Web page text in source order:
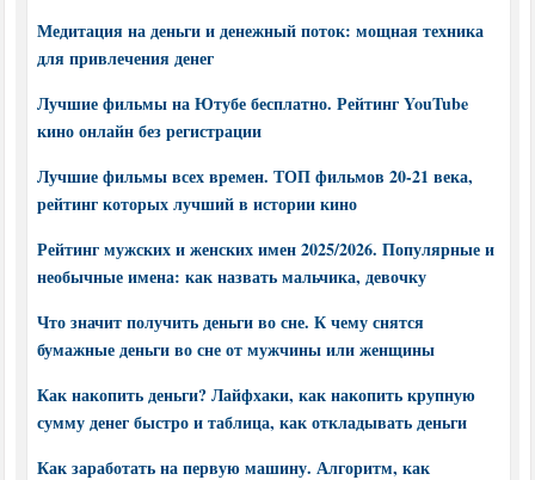
Медитация на деньги и денежный поток: мощная техника
для привлечения денег
Лучшие фильмы на Ютубе бесплатно. Рейтинг YouTube
кино онлайн без регистрации
Лучшие фильмы всех времен. ТОП фильмов 20-21 века,
рейтинг которых лучший в истории кино
Рейтинг мужских и женских имен 2025/2026. Популярные и
необычные имена: как назвать мальчика, девочку
Что значит получить деньги во сне. К чему снятся
бумажные деньги во сне от мужчины или женщины
Как накопить деньги? Лайфхаки, как накопить крупную
сумму денег быстро и таблица, как откладывать деньги
Как заработать на первую машину. Алгоритм, как